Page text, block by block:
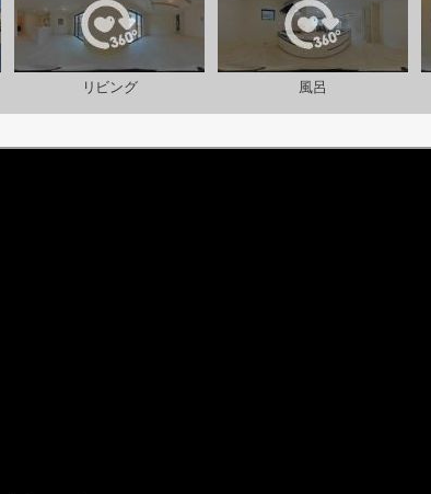
リビング 風呂